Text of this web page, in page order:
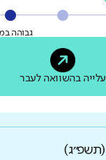
גבוהה
עלייה בהשוואה לעבר
(תשפ״ג)